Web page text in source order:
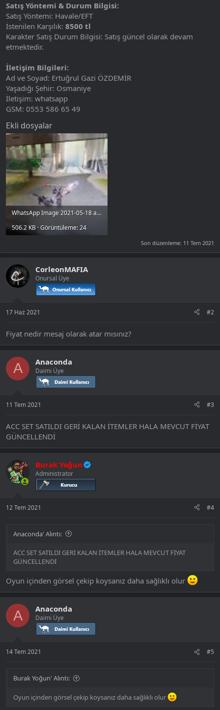
Satış Yöntemi & Durum Bilgisi:
Satış Yöntemi: Havale/EFT
İstenilen Karşılık: 8500 tl
Karakter Satış Durum Bilgisi: Satış güncel olarak devam
etmektedir.
İletişim Bilgileri:
Ad ve Soyad: Ertuğrul Gazi ÖZDEMİR
Yaşadığı Şehir: Osmaniye
İletişim: whatsapp
GSM: 0553 586 65 49
Ekli dosyalar
WhatsApp Image 2021-05-18 at 17.02.15.jpeg
506.2 KB · Görüntüleme: 24
Son düzenleme: 11 Tem 2021
CorleonMAFIA
Onursal Üye
17 Haz 2021 #2
Fiyat nedir mesaj olarak atar mısınız?
A Anaconda
Daimi Üye
11 Tem 2021 #3
ACC SET SATILDI GERİ KALAN İTEMLER HALA MEVCUT FİYAT
GÜNCELLENDİ
Burak Yoğun
Administrator
12 Tem 2021 #4
Anaconda' Alıntı:
ACC SET SATILDI GERİ KALAN İTEMLER HALA MEVCUT FİYAT
GÜNCELLENDİ
Oyun içinden görsel çekip koysanız daha sağlıklı olur
A Anaconda
Daimi Üye
14 Tem 2021 #5
Burak Yoğun' Alıntı:
Oyun içinden görsel çekip koysanız daha sağlıklı olur